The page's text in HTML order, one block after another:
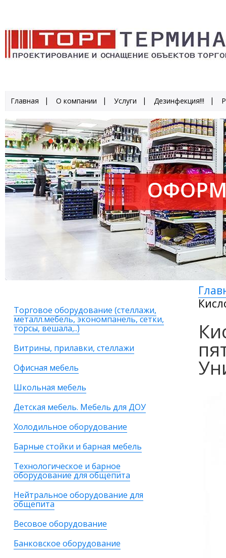
Главная О компании Услуги Дезинфекция!!!
Торговое оборудование (стеллажи,
металл.мебель, экономпанель, сетки,
торсы, вешала,..)
Витрины, прилавки, стеллажи
Офисная мебель
Школьная мебель
Детская мебель. Мебель для ДОУ
Холодильное оборудование
Барные стойки и барная мебель
Технологическое и барное
оборудование для общепита
Нейтральное оборудование для
общепита
Весовое оборудование
Банковское оборудование